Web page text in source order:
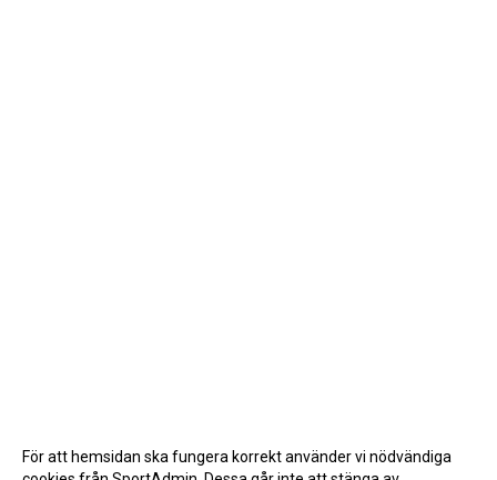
För att hemsidan ska fungera korrekt använder vi nödvändiga